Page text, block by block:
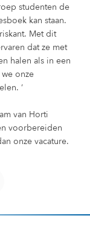
studenten de
kan staan.
Met dit
dat ze met
halen als in een
onze
‘
van Horti
voorbereiden
onze vacature.